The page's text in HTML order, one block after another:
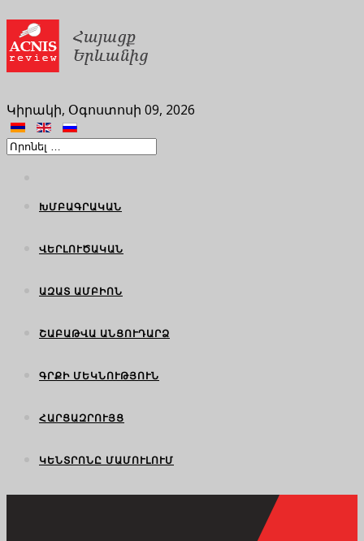
Կիրակի, Օգոստոսի 09, 2026
ԽՄԲԱԳՐԱԿԱՆ
ՎԵՐԼՈՒԾԱԿԱՆ
ԱԶԱՏ ԱՄԲԻՈՆ
ՇԱԲԱԹՎԱ ԱՆՑՈՒԴԱՐՁ
ԳՐՔԻ ՄԵԿՆՈՒԹՅՈՒՆ
ՀԱՐՑԱԶՐՈՒՅՑ
ԿԵՆՏՐՈՆԸ ՄԱՄՈՒԼՈՒՄ